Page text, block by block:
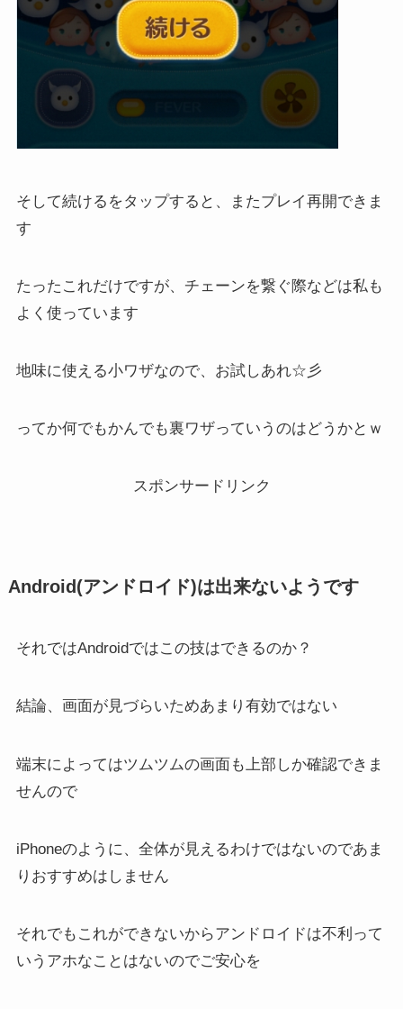
そして続けるをタップすると、またプレイ再開できま
す
たったこれだけですが、チェーンを繋ぐ際などは私も
よく使っています
地味に使える小ワザなので、お試しあれ☆彡
ってか何でもかんでも裏ワザっていうのはどうかとｗ
スポンサードリンク
Android(アンドロイド)は出来ないようです
それではAndroidではこの技はできるのか？
結論、画面が見づらいためあまり有効ではない
端末によってはツムツムの画面も上部しか確認できま
せんので
iPhoneのように、全体が見えるわけではないのであま
りおすすめはしません
それでもこれができないからアンドロイドは不利って
いうアホなことはないのでご安心を